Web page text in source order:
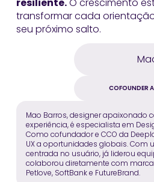
transformar cada
seu próximo salto.
COFOUNDER
Mao Barros, designer apaixonado
experiência, é especialista em
Como cofundador e CCO da
UX a oportunidades globais. Com
centrada no usuário, já liderou
colaborou diretamente com
Petlove, SoftBank e FutureBrand.